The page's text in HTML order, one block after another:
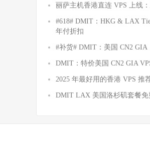
丽萨主机香港直连 VPS 上线
#618# DMIT：HKG & LAX
年付折扣
#补货# DMIT：美国 CN2 GIA
DMIT：特价美国 CN2 GIA
2025 年最好用的香港 VPS 推
DMIT LAX 美国洛杉矶套餐免